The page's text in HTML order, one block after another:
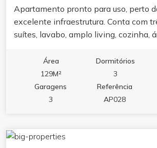
Apartamento pronto para uso, perto
excelente infraestrutura. Conta com
suítes, lavabo, amplo living, cozinha,
para o mar. Desfrute momentos
família e amigos e tenha a praia como
Área
129M²
Dormitórios
3
Garagens
3
Referência
AP028